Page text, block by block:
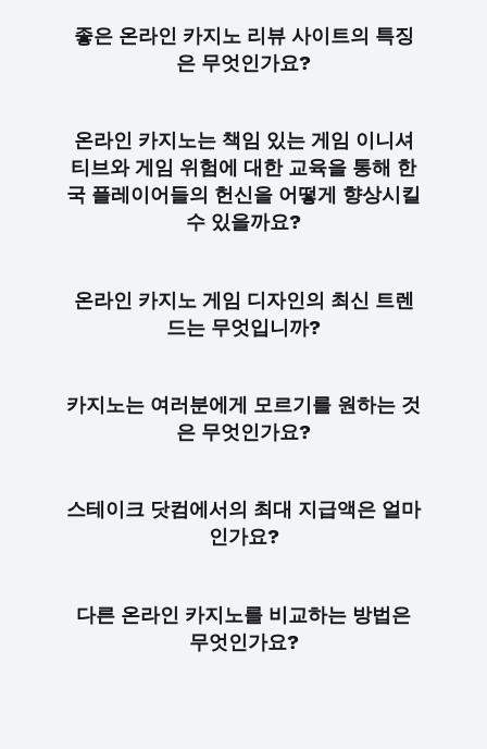
좋은 온라인 카지노 리뷰 사이트의 특징
은 무엇인가요?
온라인 카지노는 책임 있는 게임 이니셔
티브와 게임 위험에 대한 교육을 통해 한
국 플레이어들의 헌신을 어떻게 향상시킬
수 있을까요?
온라인 카지노 게임 디자인의 최신 트렌
드는 무엇입니까?
카지노는 여러분에게 모르기를 원하는 것
은 무엇인가요?
스테이크 닷컴에서의 최대 지급액은 얼마
인가요?
다른 온라인 카지노를 비교하는 방법은
무엇인가요?